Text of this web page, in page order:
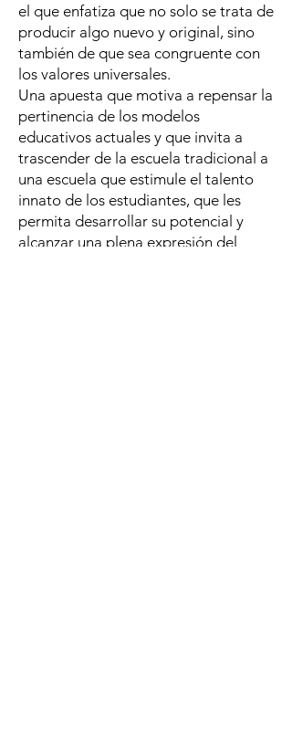
el que enfatiza que no solo se trata de
producir algo nuevo y original, sino
también de que sea congruente con
los valores universales.
Una apuesta que motiva a repensar la
pertinencia de los modelos
educativos actuales y que invita a
trascender de la escuela tradicional a
una escuela que estimule el talento
innato de los estudiantes, que les
permita desarrollar su potencial y
alcanzar una plena expresión del